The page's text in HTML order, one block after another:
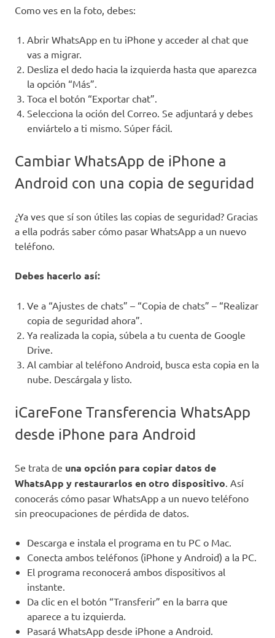
Como ves en la foto, debes:
Abrir WhatsApp en tu iPhone y acceder al chat que
vas a migrar.
Desliza el dedo hacia la izquierda hasta que aparezca
la opción “Más”.
Toca el botón “Exportar chat”.
Selecciona la oción del Correo. Se adjuntará y debes
enviártelo a ti mismo. Súper fácil.
Cambiar WhatsApp de iPhone a
Android con una copia de seguridad
¿Ya ves que sí son útiles las copias de seguridad? Gracias
a ella podrás saber cómo pasar WhatsApp a un nuevo
teléfono.
Debes hacerlo así:
Ve a “Ajustes de chats” – “Copia de chats” – “Realizar
copia de seguridad ahora”.
Ya realizada la copia, súbela a tu cuenta de Google
Drive.
Al cambiar al teléfono Android, busca esta copia en la
nube. Descárgala y listo.
iCareFone Transferencia WhatsApp
desde iPhone para Android
Se trata de una opción para copiar datos de
WhatsApp y restaurarlos en otro dispositivo. Así
conocerás cómo pasar WhatsApp a un nuevo teléfono
sin preocupaciones de pérdida de datos.
Descarga e instala el programa en tu PC o Mac.
Conecta ambos teléfonos (iPhone y Android) a la PC.
El programa reconocerá ambos dispositivos al
instante.
Da clic en el botón “Transferir” en la barra que
aparece a tu izquierda.
Pasará WhatsApp desde iPhone a Android.